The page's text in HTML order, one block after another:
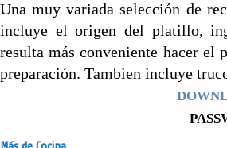
Una muy variada selección de
incluye el origen del platillo,
resulta más conveniente hacer el
preparación. Tambien incluye